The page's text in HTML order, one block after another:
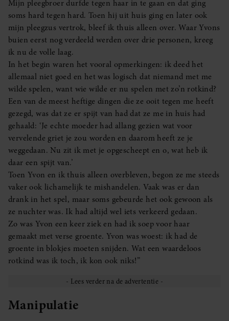
Mijn pleegbroer durfde tegen haar in te gaan en dat ging
soms hard tegen hard. Toen hij uit huis ging en later ook
mijn pleegzus vertrok, bleef ik thuis alleen over. Waar Yvons
buien eerst nog verdeeld werden over drie personen, kreeg
ik nu de volle laag.
In het begin waren het vooral opmerkingen: ik deed het
allemaal niet goed en het was logisch dat niemand met me
wilde spelen, want wie wilde er nu spelen met zo’n rotkind?
Een van de meest heftige dingen die ze ooit tegen me heeft
gezegd, was dat ze er spijt van had dat ze me in huis had
gehaald: ‘Je echte moeder had allang gezien wat voor
vervelende griet je zou worden en daarom heeft ze je
weggedaan. Nu zit ik met je opgescheept en o, wat heb ik
daar een spijt van.’
Toen Yvon en ik thuis alleen overbleven, begon ze me steeds
vaker ook lichamelijk te mishandelen. Vaak was er dan
drank in het spel, maar soms gebeurde het ook gewoon als
ze nuchter was. Ik had altijd wel iets verkeerd gedaan.
Zo was Yvon een keer ziek en had ik soep voor haar
gemaakt met verse groente. Yvon was woest: ik had de
groente in blokjes moeten snijden. Wat een waardeloos
rotkind was ik toch, ik kon ook niks!”
Manipulatie